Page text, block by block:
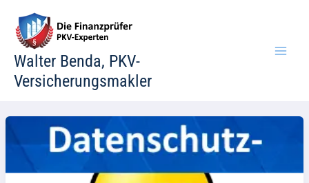
Inhalt
springen
Walter Benda, PKV-
Versicherungsmakler